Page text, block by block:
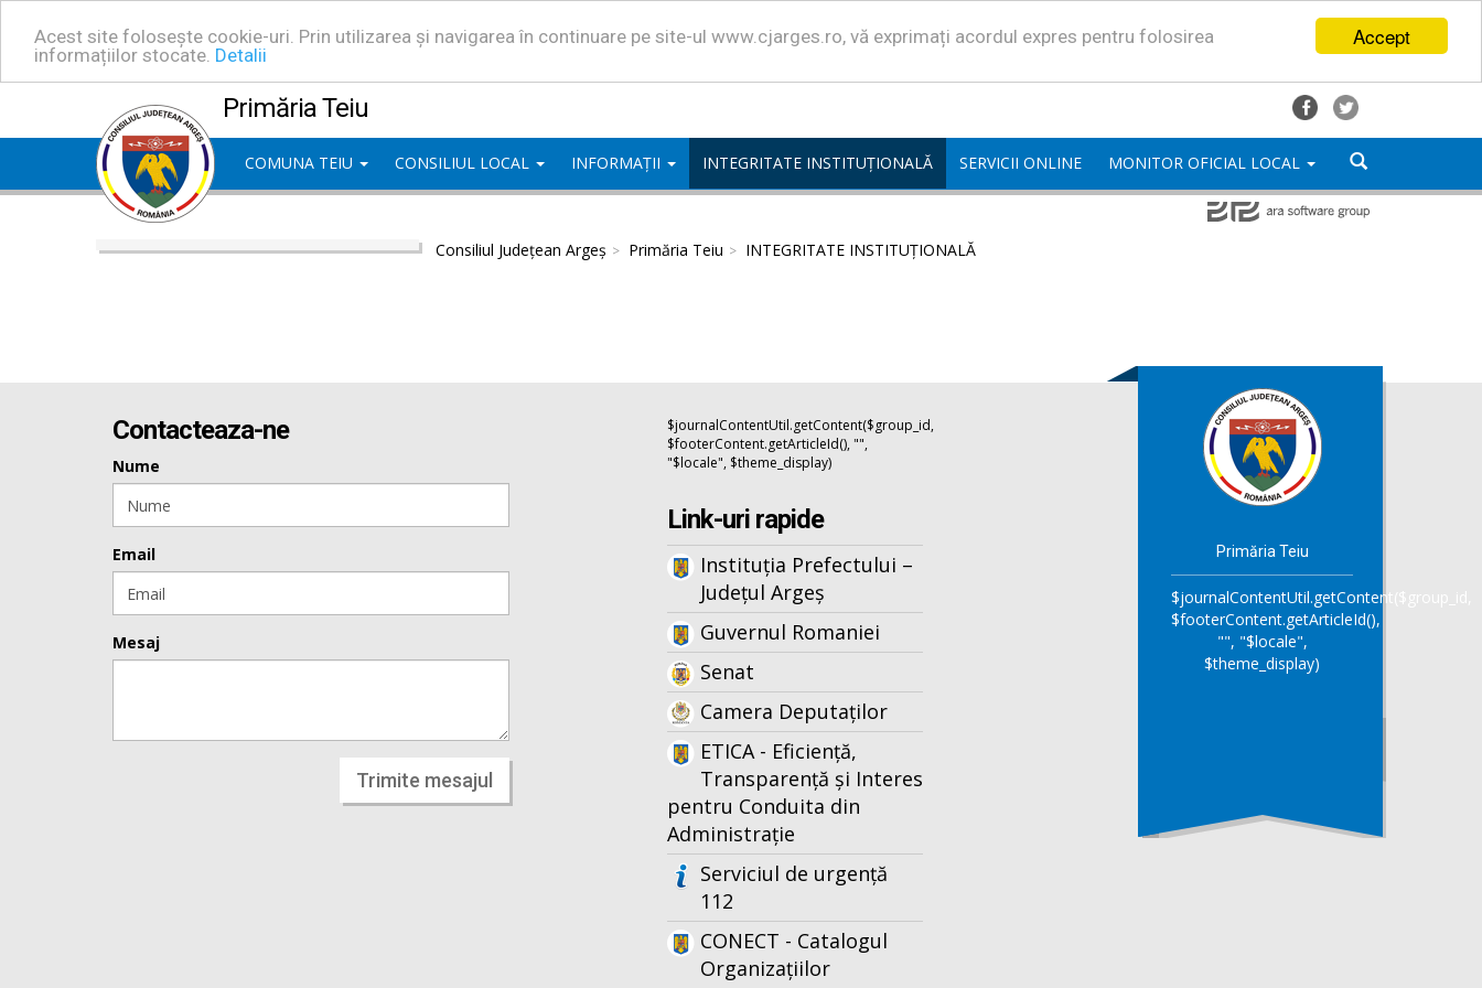
Accept
Acest site folosește cookie-uri. Prin utilizarea și navigarea în continuare pe site-ul www.cjarges.ro, vă exprimați acordul expres pentru folosirea
informațiilor stocate. Detalii
Primăria Teiu
COMUNA TEIU CONSILIUL LOCAL INFORMAȚII INTEGRITATE INSTITUȚIONALĂ SERVICII ONLINE MONITOR OFICIAL LOCAL
Consiliul Județean Argeș Primăria Teiu INTEGRITATE INSTITUȚIONALĂ
Contacteaza-ne
Nume
Email
Mesaj
Trimite mesajul
$journalContentUtil.getContent($group_id,
$footerContent.getArticleId(), "",
"$locale", $theme_display)
Link-uri rapide
Instituția Prefectului –
Județul Argeș
Guvernul Romaniei
Senat
Camera Deputaților
ETICA - Eficiență,
Transparență și Interes
pentru Conduita din
Administrație
Serviciul de urgență
112
CONECT - Catalogul
Organizațiilor
Primăria Teiu
$journalContentUtil.getContent($group_id,
$footerContent.getArticleId(),
"", "$locale",
$theme_display)